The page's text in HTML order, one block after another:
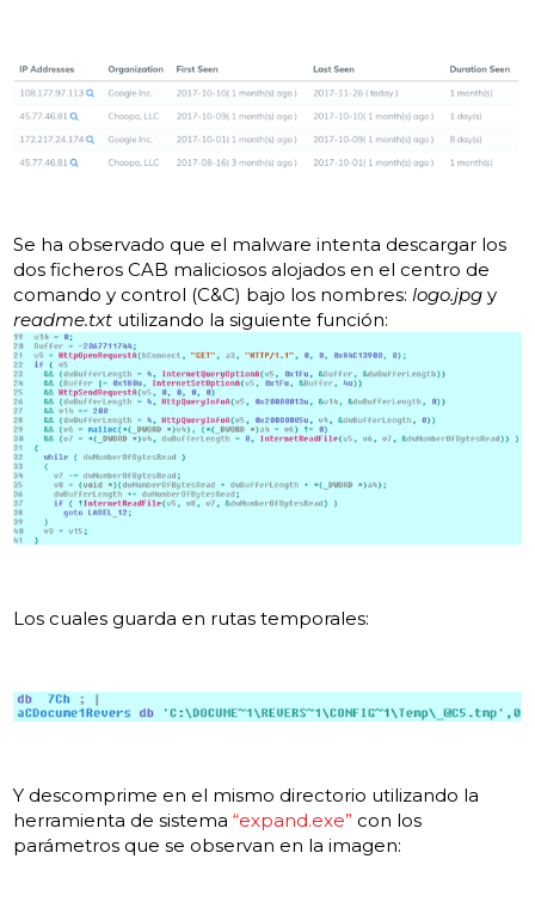
Se ha observado que el malware intenta descargar los
dos ficheros CAB maliciosos alojados en el centro de
comando y control (C&C) bajo los nombres:logo.jpg y
readme.txt utilizando la siguiente función:
Los cuales guarda en rutas temporales:
Y descomprime en el mismo directorio utilizando la
herramienta de sistema“expand.exe” con los
parámetros que se observan en la imagen: